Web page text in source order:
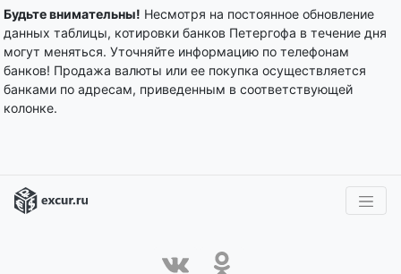
Будьте внимательны! Несмотря на постоянное обновление
данных таблицы, котировки банков Петергофа в течение дня
могут меняться. Уточняйте информацию по телефонам
банков! Продажа валюты или ее покупка осуществляется
банками по адресам, приведенным в соответствующей
колонке.